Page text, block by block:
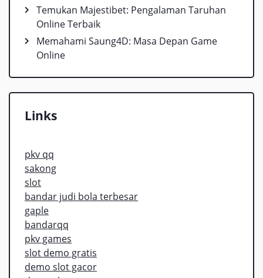
Temukan Majestibet: Pengalaman Taruhan
Online Terbaik
Memahami Saung4D: Masa Depan Game
Online
Links
pkv qq
sakong
slot
bandar judi bola terbesar
gaple
bandarqq
pkv games
slot demo gratis
demo slot gacor